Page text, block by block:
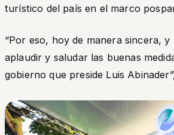
turístico del país en el marco
“Por eso, hoy de manera sincera,
aplaudir y saludar las buenas
gobierno que preside Luis Abinader